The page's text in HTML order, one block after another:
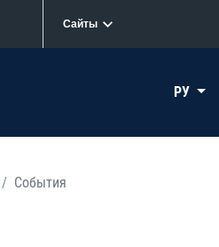
Сайты
РУ
События